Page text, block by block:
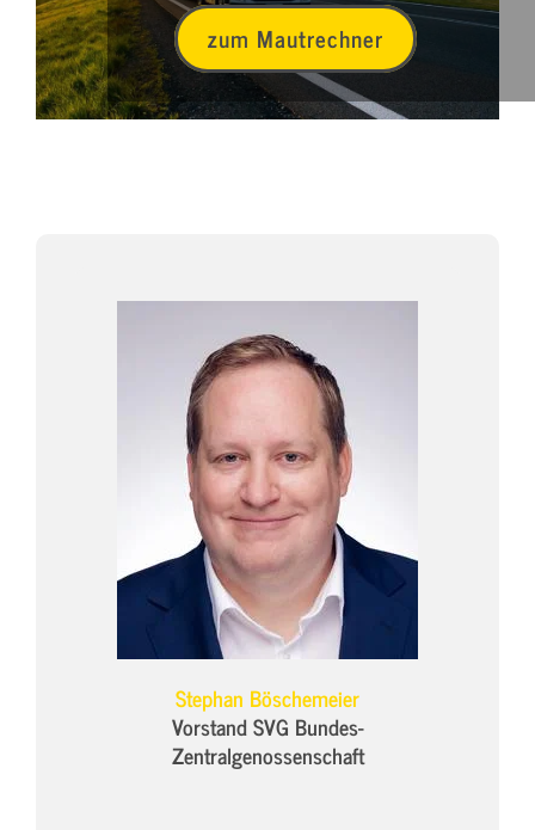
zum Mautrechner
Stephan Böschemeier
Vorstand SVG Bundes-
Zentralgenossenschaft